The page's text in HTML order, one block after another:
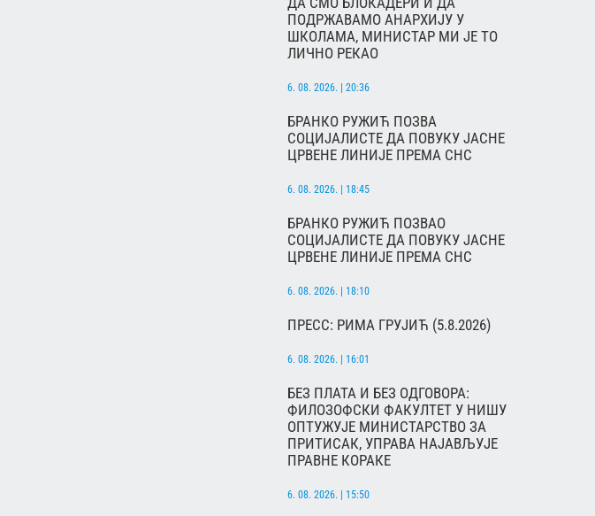
ПОДРЖАВАМО АНАРХИЈУ У
ШКОЛАМА, МИНИСТАР МИ ЈЕ ТО
ЛИЧНО РЕКАО
6. 08. 2026. | 20:36
БРАНКО РУЖИЋ ПОЗВА
СОЦИЈАЛИСТЕ ДА ПОВУКУ ЈАСНЕ
ЦРВЕНЕ ЛИНИЈЕ ПРЕМА СНС
6. 08. 2026. | 18:45
БРАНКО РУЖИЋ ПОЗВАО
СОЦИЈАЛИСТЕ ДА ПОВУКУ ЈАСНЕ
ЦРВЕНЕ ЛИНИЈЕ ПРЕМА СНС
6. 08. 2026. | 18:10
ПРЕСС: РИМА ГРУЈИЋ (5.8.2026)
6. 08. 2026. | 16:01
БЕЗ ПЛАТА И БЕЗ ОДГОВОРА:
ФИЛОЗОФСКИ ФАКУЛТЕТ У НИШУ
ОПТУЖУЈЕ МИНИСТАРСТВО ЗА
ПРИТИСАК, УПРАВА НАЈАВЉУЈЕ
ПРАВНЕ КОРАКЕ
6. 08. 2026. | 15:50